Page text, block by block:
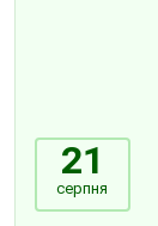
21
серпня